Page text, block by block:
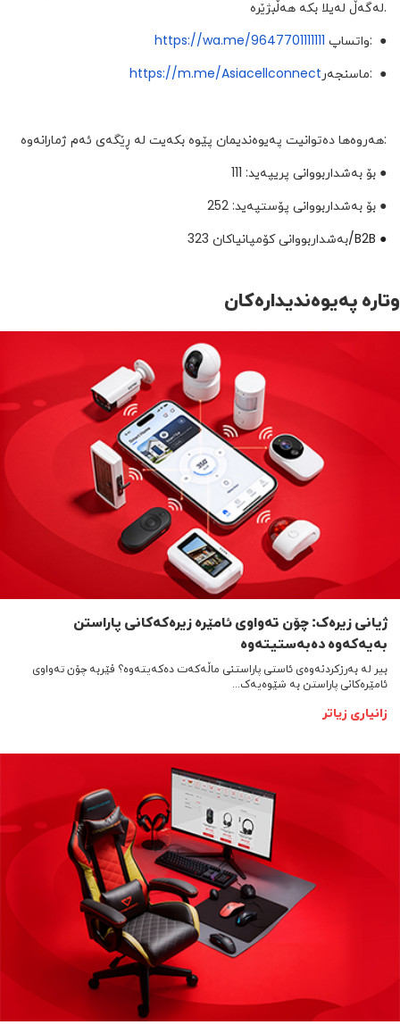
لەگەڵ لەیلا بکە هەڵبژێرە.
● واتساپ:
https://wa.me/9647701111111
● ماسنجەر: https://m.me/Asiacellconnect
هەروەها دەتوانیت پەیوەندیمان پێوە بکەیت لە ڕێگەی ئەم ژمارانەوە:
● بۆ بەشداربووانی پریپەید: 111
● بۆ بەشداربووانی پۆستپەید: 252
●
B2B
/بەشداربووانی کۆمپانیاکان 323
وتارە پەیوەندیدارەکان
ژیانی زیرەک: چۆن تەواوی ئامێرە زیرەکەکانی پاراستن
بەیەکەوە دەبەستیتەوە
بیر لە بەرزکردنەوەی ئاستی پاراستنی ماڵەکەت دەکەیتەوە؟ فێربە چۆن تەواوی
ئامێرەکانی پاراستن بە شێوەیەک...
زانیاری زیاتر